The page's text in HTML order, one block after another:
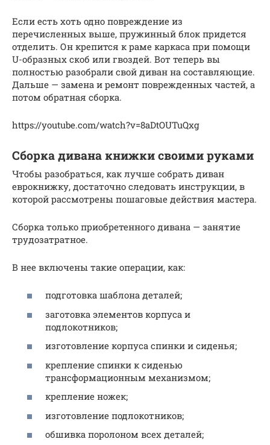
Если есть хоть одно повреждение из
перечисленных выше, пружинный блок придется
отделить. Он крепится к раме каркаса при помощи
U-образных скоб или гвоздей. Вот теперь вы
полностью разобрали свой диван на составляющие.
Дальше — замена и ремонт поврежденных частей, а
потом обратная сборка.
https://youtube.com/watch?v=8aDtOUTuQxg
Сборка дивана книжки своими руками
Чтобы разобраться, как лучше собрать диван
еврокнижку, достаточно следовать инструкции, в
которой рассмотрены пошаговые действия мастера.
Сборка только приобретенного дивана — занятие
трудозатратное.
В нее включены такие операции, как:
подготовка шаблона деталей;
заготовка элементов корпуса и
подлокотников;
изготовление корпуса спинки и сиденья;
крепление спинки к сиденью
трансформационным механизмом;
крепление ножек;
изготовление подлокотников;
обшивка поролоном всех деталей;